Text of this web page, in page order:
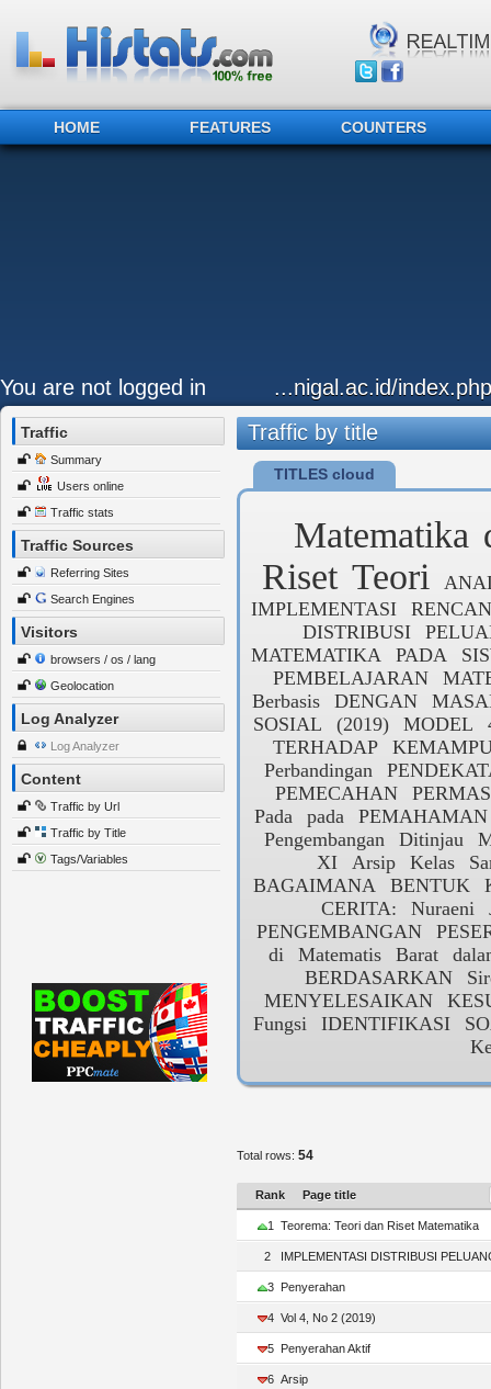
HOME FEATURES COUNTERS
You are not logged in ...nigal.ac.id/
Traffic
Summary
Users online
Traffic stats
Traffic Sources
Referring Sites
Search Engines
Visitors
browsers / os / lang
Geolocation
Log Analyzer
Log Analyzer
Content
Traffic by Url
Traffic by Title
Tags/Variables
Traffic by title
TITLES cloud
Matematika
Riset Teori
IMPLEMENTASI
DISTRIBUSI
MATEMATIKA
PADA
PEMBELAJARAN
Berbasis
DENGAN
SOSIAL
(2019) MODEL
TERHADAP
Perbandingan
PEMECAHAN
Pada
pada
PEMAHAMAN
Pengembangan
Ditinjau
XI
Arsip Kelas
BAGAIMANA
BENTUK
CERITA:
Nuraeni
PENGEMBANGAN
di
Matematis Barat
BERDASARKAN
MENYELESAIKAN
Fungsi
IDENTIFIKASI
Total rows: 54
Rank Page title
1 Teorema: Teori dan Riset Matematika
2 IMPLEMENTASI DISTRIBUSI
3 Penyerahan
4 Vol 4, No 2 (2019)
5 Penyerahan Aktif
6 Arsip